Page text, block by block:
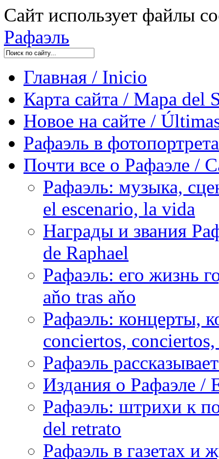
Сайт использует файлы
Рафаэль
Главная / Inicio
Карта сайта / Mapa del
Новое на сайте /
Рафаэль в
Почти все о Рафаэле /
Рафаэль: музыка,
el escenario, la vida
Награды и звания
de Raphael
Рафаэль: его жизнь
aňo tras aňo
Рафаэль: концерты,
conciertos,
Рафаэль
Издания о Рафаэле /
Рафаэль: штрихи к
del retrato
Рафаэль в газетах и